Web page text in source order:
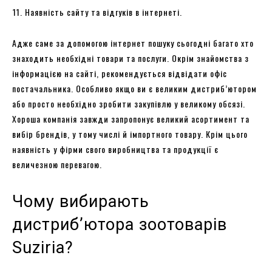
Наявність сайту та відгуків в інтернеті.
Адже саме за допомогою інтернет пошуку сьогодні багато хто
знаходить необхідні товари та послуги. Окрім знайомства з
інформацією на сайті, рекомендується відвідати офіс
постачальника. Особливо якщо ви є великим дистриб’ютором
або просто необхідно зробити закупівлю у великому обсязі.
Хороша компанія завжди запропонує великий асортимент та
вибір брендів, у тому числі й імпортного товару. Крім цього
наявність у фірми свого виробництва та продукції є
величезною перевагою.
Чому вибирають
дистриб’ютора зоотоварів
Suziria?